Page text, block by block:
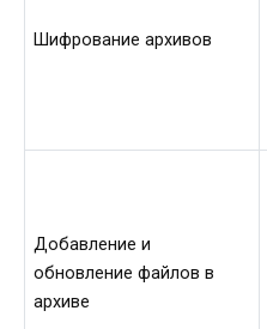
Шифрование архивов
Добавление и
обновление файлов в
архиве